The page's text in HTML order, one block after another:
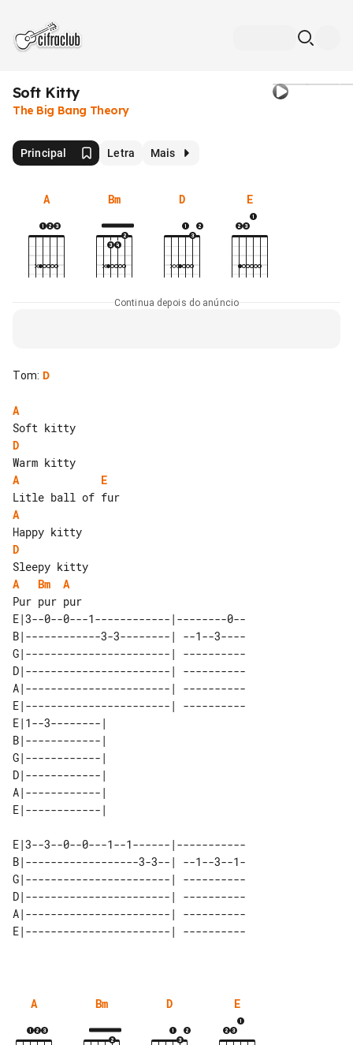
Soft Kitty
The Big Bang Theory
Principal Letra Mais
A Bm D E
Continua depois do anúncio
Tom: D
A
D
A
E
A
D
A
Bm
A
E|3--0--0---1------------|--------0--
B|------------3-3--------| --1--3----
G|-----------------------| ----------
D|-----------------------| ----------
A|-----------------------| ----------
E|-----------------------| ----------
E|1--3--------|
B|------------|
G|------------|
D|------------|
A|------------|
E|3--3--0--0---1--1------|-----------
B|------------------3-3--| --1--3--1-
G|-----------------------| ----------
D|-----------------------| ----------
A|-----------------------| ----------
A Bm D E